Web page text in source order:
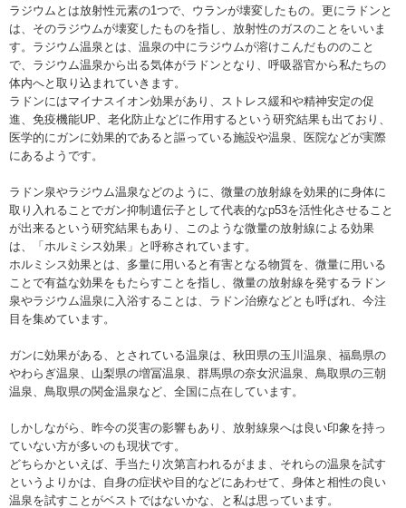
ラジウムとは放射性元素の1つで、ウランが壊変したもの。更にラドンと
は、そのラジウムが壊変したものを指し、放射性のガスのことをいいま
す。ラジウム温泉とは、温泉の中にラジウムが溶けこんだもののこと
で、ラジウム温泉から出る気体がラドンとなり、呼吸器官から私たちの
体内へと取り込まれていきます。
ラドンにはマイナスイオン効果があり、ストレス緩和や精神安定の促
進、免疫機能UP、老化防止などに作用するという研究結果も出ており、
医学的にガンに効果的であると謳っている施設や温泉、医院などが実際
にあるようです。
ラドン泉やラジウム温泉などのように、微量の放射線を効果的に身体に
取り入れることでガン抑制遺伝子として代表的なp53を活性化させること
が出来るという研究結果もあり、このような微量の放射線による効果
は、「ホルミシス効果」と呼称されています。
ホルミシス効果とは、多量に用いると有害となる物質を、微量に用いる
ことで有益な効果をもたらすことを指し、微量の放射線を発するラドン
泉やラジウム温泉に入浴することは、ラドン治療などとも呼ばれ、今注
目を集めています。
ガンに効果がある、とされている温泉は、秋田県の玉川温泉、福島県の
やわらぎ温泉、山梨県の増冨温泉、群馬県の奈女沢温泉、鳥取県の三朝
温泉、鳥取県の関金温泉など、全国に点在しています。
しかしながら、昨今の災害の影響もあり、放射線泉へは良い印象を持っ
ていない方が多いのも現状です。
どちらかといえば、手当たり次第言われるがまま、それらの温泉を試す
というよりかは、自身の症状や目的などにあわせて、身体と相性の良い
温泉を試すことがベストではないかな、と私は思っています。